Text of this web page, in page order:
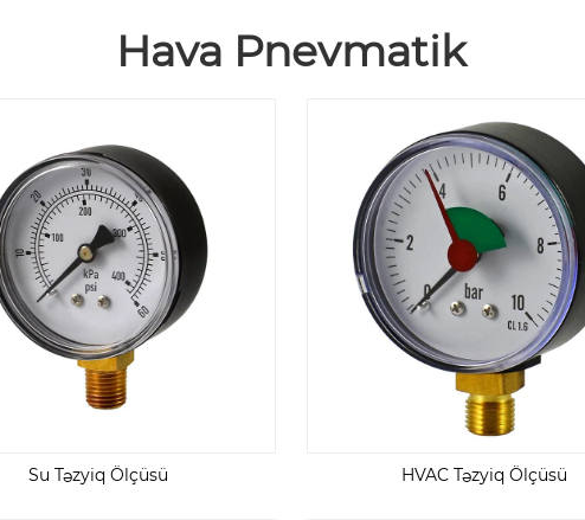
Hava Pnevmatik
Su Təzyiq Ölçüsü HVAC Təzyiq Ölçüsü